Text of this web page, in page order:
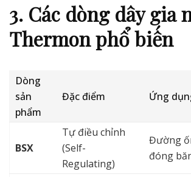
3. Các dòng dây gia
Thermon phổ biến
Dòng
sản
phẩm
Đặc điểm Ứng
BSX
Tự điều chỉnh
(Self-
Regulating)
Đường
đóng